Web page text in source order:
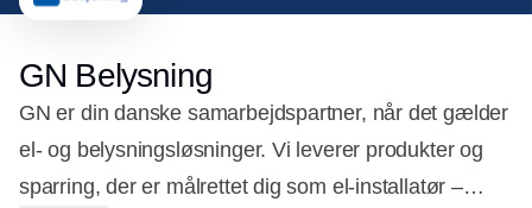
GN Belysning
GN er din danske samarbejdspartner, når det gælder
el- og belysningsløsninger. Vi leverer produkter og
sparring, der er målrettet dig som el-installatør –